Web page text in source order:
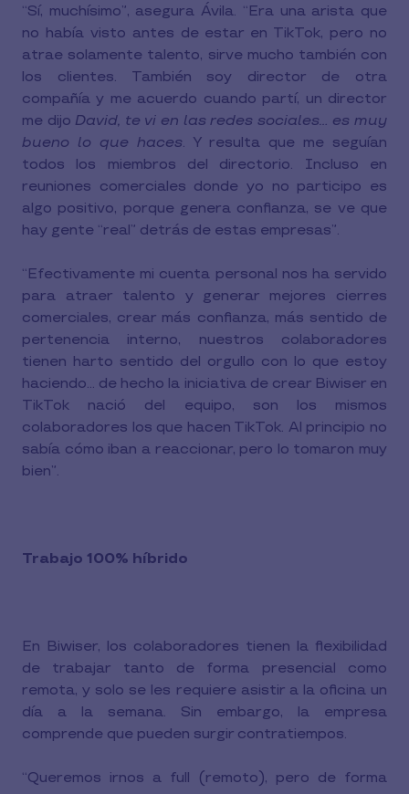
“Sí, muchísimo”, asegura Ávila. “Era una arista que
no había visto antes de estar en TikTok, pero no
atrae solamente talento, sirve mucho también con
los clientes. También soy director de otra
compañía y me acuerdo cuando partí, un director
me dijo David, te vi en las redes sociales... es muy
bueno lo que haces. Y resulta que me seguían
todos los miembros del directorio. Incluso en
reuniones comerciales donde yo no participo es
algo positivo, porque genera confianza, se ve que
hay gente “real” detrás de estas empresas”.
“Efectivamente mi cuenta personal nos ha servido
para atraer talento y generar mejores cierres
comerciales, crear más confianza, más sentido de
pertenencia interno, nuestros colaboradores
tienen harto sentido del orgullo con lo que estoy
haciendo... de hecho la iniciativa de crear Biwiser en
TikTok nació del equipo, son los mismos
colaboradores los que hacen TikTok. Al principio no
sabía cómo iban a reaccionar, pero lo tomaron muy
bien”.
Trabajo 100% híbrido
En Biwiser, los colaboradores tienen la flexibilidad
de trabajar tanto de forma presencial como
remota, y solo se les requiere asistir a la oficina un
día a la semana. Sin embargo, la empresa
comprende que pueden surgir contratiempos.
“Queremos irnos a full (remoto), pero de forma